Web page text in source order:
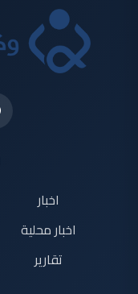
اخبار
اخبار محلية
تقارير